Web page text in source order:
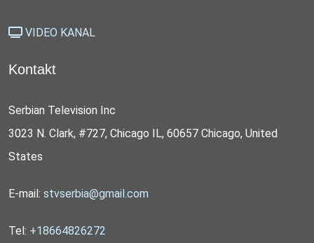
VIDEO KANAL
Kontakt
Serbian Television Inc
3023 N. Clark, #727, Chicago IL, 60657 Chicago, United
States
E-mail: stvserbia@gmail.com
Tel: +18664826272